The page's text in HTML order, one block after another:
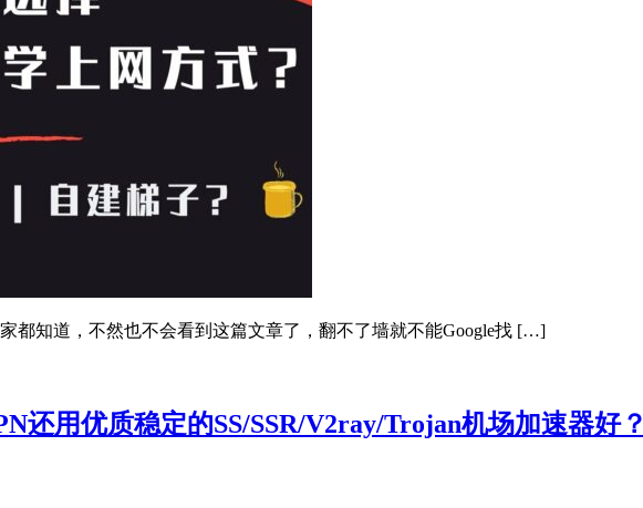
都知道，不然也不会看到这篇文章了，翻不了墙就不能Google找 […]
还用优质稳定的SS/SSR/V2ray/Trojan机场加速器好？